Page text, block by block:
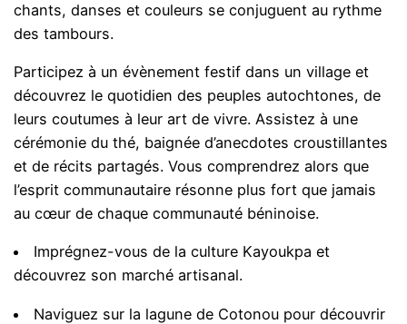
chants, danses et couleurs se conjuguent au rythme
des tambours.
Participez à un évènement festif dans un village et
découvrez le quotidien des peuples autochtones, de
leurs coutumes à leur art de vivre. Assistez à une
cérémonie du thé, baignée d’anecdotes croustillantes
et de récits partagés. Vous comprendrez alors que
l’esprit communautaire résonne plus fort que jamais
au cœur de chaque communauté béninoise.
Imprégnez-vous de la culture Kayoukpa et
découvrez son marché artisanal.
Naviguez sur la lagune de Cotonou pour découvrir